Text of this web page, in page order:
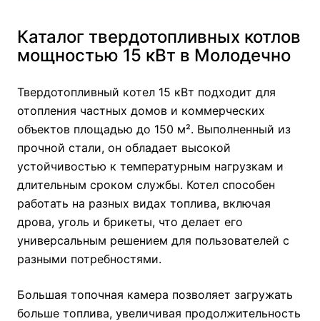
Каталог твердотопливных котлов
мощностью 15 кВт в Молодечно
Твердотопливный котел 15 кВт подходит для
отопления частных домов и коммерческих
объектов площадью до 150 м². Выполненный из
прочной стали, он обладает высокой
устойчивостью к температурным нагрузкам и
длительным сроком службы. Котел способен
работать на разных видах топлива, включая
дрова, уголь и брикеты, что делает его
универсальным решением для пользователей с
разными потребностями.
Большая топочная камера позволяет загружать
больше топлива, увеличивая продолжительность